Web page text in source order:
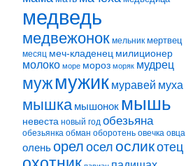
медведь
медвежонок мельник мертвец
месяц меч-кладенец милиционер
молоко море мороз моряк мудрец
мужмужик муравей муха
мышка мышонок мышь
невеста новый год обезьяна
обезьянка обман оборотень овечка овца
оленьорелоселосликотец